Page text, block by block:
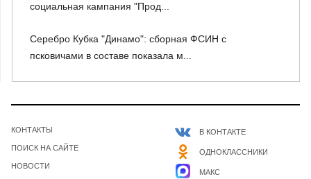
социальная кампания "Прод...
Серебро Кубка "Динамо": сборная ФСИН с
псковичами в составе показала м...
КОНТАКТЫ
ПОИСК НА САЙТЕ
НОВОСТИ
В КОНТАКТЕ
ОДНОКЛАССНИКИ
МАКС